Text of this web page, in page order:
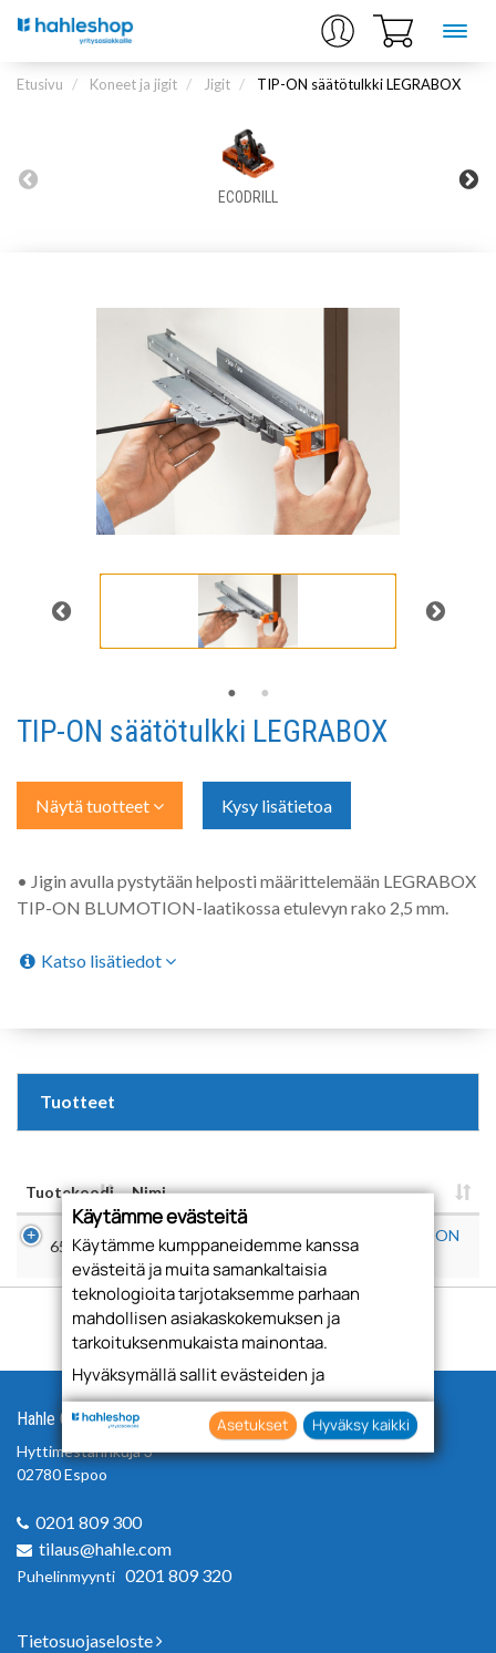
Etusivu Koneet ja jigit Jigit TIP-ON säätötulkki LEGRABOX
ECODRILL
TIP-ON säätötulkki LEGRABOX
Näytä tuotteet Kysy lisätietoa
• Jigin avulla pystytään helposti määrittelemään LEGRABOX
TIP-ON BLUMOTION-laatikossa etulevyn rako 2,5 mm.
Katso lisätiedot
Tuotteet
Tuotekoodi Nimi
655631
LEGRABOX/MOVENTO TIP-ON BLUMOTION
SÄÄTÖTULKKI ETULEVYN RAOLLE
Hahle Oy
Hyttimestarinkuja 3
02780 Espoo
0201 809 300
tilaus@hahle.com
Puhelinmyynti 0201 809 320
Tietosuojaseloste
Käytämme evästeitä
Käytämme kumppaneidemme kanssa
evästeitä ja muita samankaltaisia
teknologioita tarjotaksemme parhaan
mahdollisen asiakaskokemuksen ja
tarkoituksenmukaista mainontaa.
Hyväksymällä sallit evästeiden ja
teknologioiden käytön tietojesi keräämiseen
sekä käyttämiseen. Voit myös antaa
suostumuksesi valikoiden klikkaamalla
“Asetukset” painiketta.
Asetukset Hyväksy kaikki